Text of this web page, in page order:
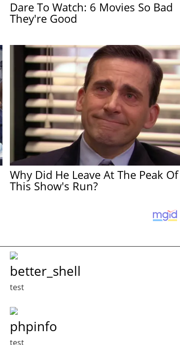
Dare To Watch: 6 Movies So Bad
They're Good
Why Did He Leave At The Peak Of
This Show's Run?
better_shell
test
phpinfo
test